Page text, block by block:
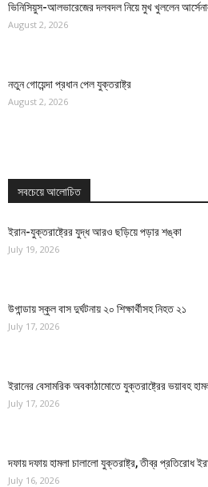
ভিনিসিয়ুস-আলভারেজের দলবদল নিয়ে মুখ খুললেন
August 2, 2026
নতুন গোয়েন্দা প্রধান পেল যুক্তরাষ্ট্র
August 2, 2026
সবচেয়ে আলোচিত
ইরান-যুক্তরাষ্ট্রের যুদ্ধ আরও ছড়িয়ে পড়ার শঙ্কা
July 19, 2026
উগান্ডায় স্কুল বাস দুর্ঘটনায় ২০ শিক্ষার্থীসহ নিহত ২১
July 17, 2026
ইরানের বেসামরিক অবকাঠামোতে যুক্তরাষ্ট্রের ভয়াবহ
July 17, 2026
দফায় দফায় হামলা চালালো যুক্তরাষ্ট্র, তীব্র প্রতিরোধ
July 16, 2026